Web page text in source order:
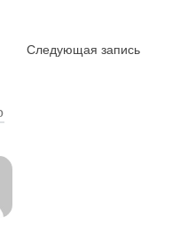
Следующая запись